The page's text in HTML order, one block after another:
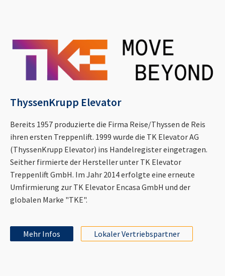
ThyssenKrupp Elevator
Bereits 1957 produzierte die Firma Reise/Thyssen de Reis
ihren ersten Treppenlift. 1999 wurde die TK Elevator AG
(ThyssenKrupp Elevator) ins Handelregister eingetragen.
Seither firmierte der Hersteller unter TK Elevator
Treppenlift GmbH. Im Jahr 2014 erfolgte eine erneute
Umfirmierung zur TK Elevator Encasa GmbH und der
globalen Marke "TKE".
Mehr Infos Lokaler Vertriebspartner